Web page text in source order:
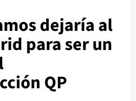
dejaría al
para ser un
QP